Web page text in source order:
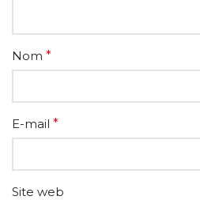
Nom *
E-mail *
Site web